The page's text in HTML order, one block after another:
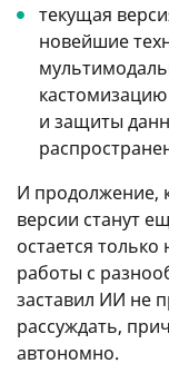
текущая
новейшие
и защиты
И продолжение,
версии станут
остается
работы с
заставил ИИ не
рассуждать,
автономно.